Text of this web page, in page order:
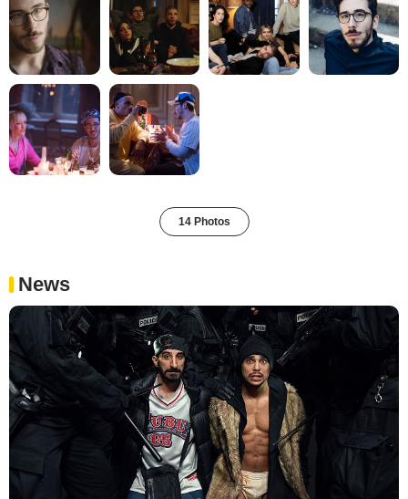
14 Photos
News